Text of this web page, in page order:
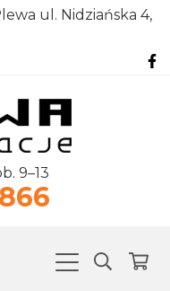
ul. Nidziańska 4,
9–13